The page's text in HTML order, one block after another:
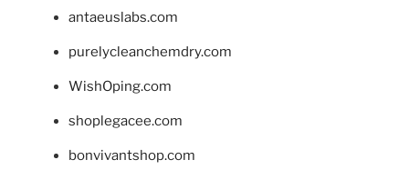
antaeuslabs.com
purelycleanchemdry.com
WishOping.com
shoplegacee.com
bonvivantshop.com